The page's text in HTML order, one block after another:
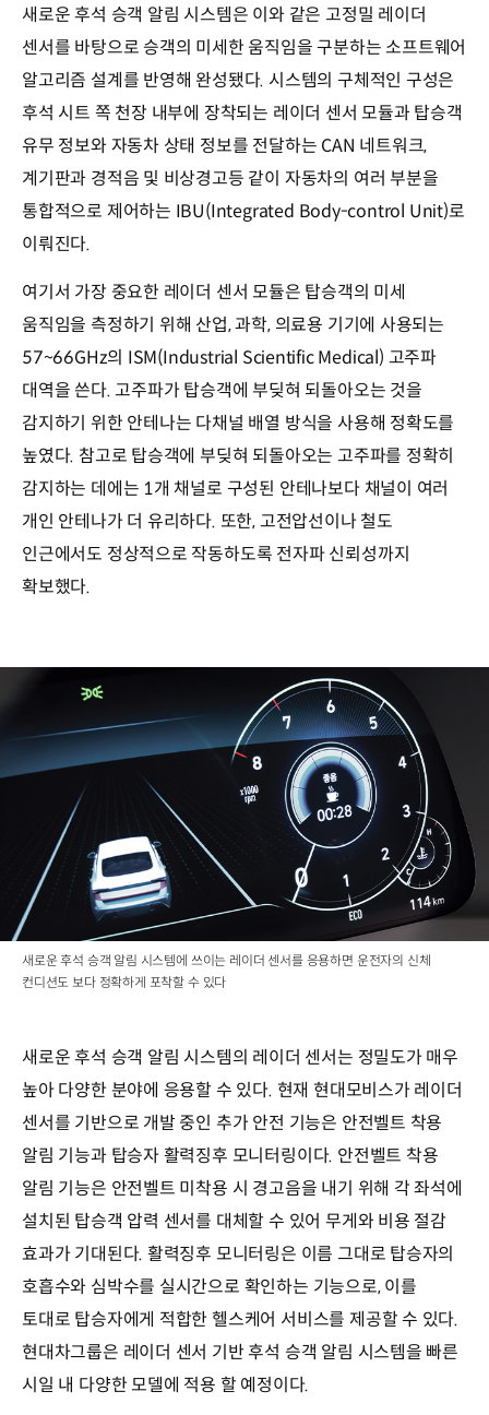
새로운 후석 승객 알림 시스템은 이와 같은 고정밀 레이더
센서를 바탕으로 승객의 미세한 움직임을 구분하는 소프트웨어
알고리즘 설계를 반영해 완성됐다. 시스템의 구체적인 구성은
후석 시트 쪽 천장 내부에 장착되는 레이더 센서 모듈과 탑승객
유무 정보와 자동차 상태 정보를 전달하는 CAN 네트워크,
계기판과 경적음 및 비상경고등 같이 자동차의 여러 부분을
통합적으로 제어하는 IBU(Integrated Body-control Unit)로
이뤄진다.
여기서 가장 중요한 레이더 센서 모듈은 탑승객의 미세
움직임을 측정하기 위해 산업, 과학, 의료용 기기에 사용되는
57~66GHz의 ISM(Industrial Scientific Medical) 고주파
대역을 쓴다. 고주파가 탑승객에 부딪혀 되돌아오는 것을
감지하기 위한 안테나는 다채널 배열 방식을 사용해 정확도를
높였다. 참고로 탑승객에 부딪혀 되돌아오는 고주파를 정확히
감지하는 데에는 1개 채널로 구성된 안테나보다 채널이 여러
개인 안테나가 더 유리하다. 또한, 고전압선이나 철도
인근에서도 정상적으로 작동하도록 전자파 신뢰성까지
확보했다.
새로운 후석 승객 알림 시스템에 쓰이는 레이더 센서를 응용하면 운전자의 신체
컨디션도 보다 정확하게 포착할 수 있다
새로운 후석 승객 알림 시스템의 레이더 센서는 정밀도가 매우
높아 다양한 분야에 응용할 수 있다. 현재 현대모비스가 레이더
센서를 기반으로 개발 중인 추가 안전 기능은 안전벨트 착용
알림 기능과 탑승자 활력징후 모니터링이다. 안전벨트 착용
알림 기능은 안전벨트 미착용 시 경고음을 내기 위해 각 좌석에
설치된 탑승객 압력 센서를 대체할 수 있어 무게와 비용 절감
효과가 기대된다. 활력징후 모니터링은 이름 그대로 탑승자의
호흡수와 심박수를 실시간으로 확인하는 기능으로, 이를
토대로 탑승자에게 적합한 헬스케어 서비스를 제공할 수 있다.
현대차그룹은 레이더 센서 기반 후석 승객 알림 시스템을 빠른
시일 내 다양한 모델에 적용 할 예정이다.